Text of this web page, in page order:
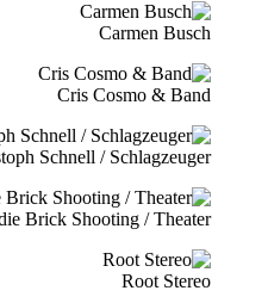
Carmen Busch
Cris Cosmo & Band
Schnell / Schlagzeuger
Brick Shooting / Theater
Root Stereo